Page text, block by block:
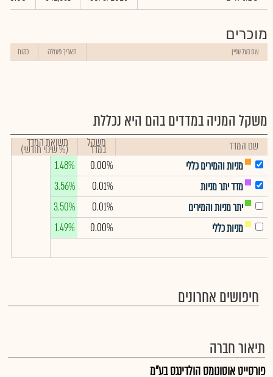
מוכרים
שם בעל עניין תאריך פעולה כמות
משקל המניה במדדים בהם היא נכללת
שם המדד משקל
במדד תשואת המדד
(% שינוי חודשי)
מניות והמירים כללי
0.00%
1.48%
מדד יתר מניות
0.01%
3.56%
יתר מניות והמירים
0.01%
3.50%
מניות כללי
0.00%
1.49%
חיפושים אחרונים
תיאור חברה
פורסייט אוטונומס הולדינגס בע"מ